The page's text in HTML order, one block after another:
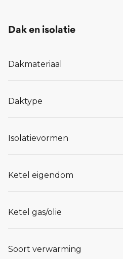
Dak en isolatie
Dakmateriaal
Daktype
Isolatievormen
Ketel eigendom
Ketel gas/olie
Soort verwarming